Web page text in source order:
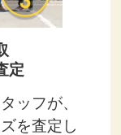
定
ッフが、
を査定し